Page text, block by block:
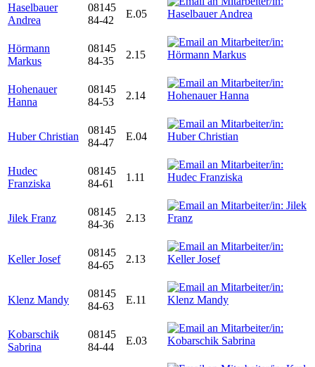
Haselbauer
Andrea
08145
84-42
E.05
Hörmann
Markus
08145
84-35
2.15
Hohenauer
Hanna
08145
84-53
2.14
Huber Christian
08145
84-47
E.04
Hudec
Franziska
08145
84-61
1.11
Jilek Franz
08145
84-36
2.13
Keller Josef
08145
84-65
2.13
Klenz Mandy
08145
84-63
E.11
Kobarschik
Sabrina
08145
84-44
E.03